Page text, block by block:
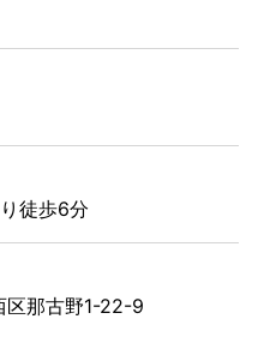
徒歩6分
那古野1-22-9